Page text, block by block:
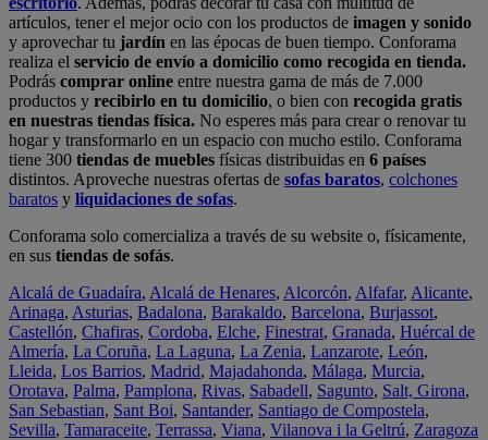
artículos, tener el mejor ocio con los productos de imagen y sonido
y aprovechar tu jardín en las épocas de buen tiempo. Conforama
realiza el servicio de envío a domicilio como recogida en tienda.
Podrás comprar online entre nuestra gama de más de 7.000
productos y recibirlo en tu domicilio, o bien con recogida gratis
en nuestras tiendas física. No esperes más para crear o renovar tu
hogar y transformarlo en un espacio con mucho estilo. Conforama
tiene 300 tiendas de muebles físicas distribuidas en 6 países
distintos. Aproveche nuestras ofertas de sofas baratos, colchones
baratos y liquidaciones de sofas.
Conforama solo comercializa a través de su website o, físicamente,
en sus tiendas de sofás.
Alcalá de Guadaíra, Alcalá de Henares, Alcorcón, Alfafar, Alicante,
Arinaga, Asturias, Badalona, Barakaldo, Barcelona, Burjassot,
Castellón, Chafiras, Cordoba, Elche, Finestrat, Granada, Huércal de
Almería, La Coruña, La Laguna, La Zenia, Lanzarote, León,
Lleida, Los Barrios, Madrid, Majadahonda, Málaga, Murcia,
Orotava, Palma, Pamplona, Rivas, Sabadell, Sagunto, Salt, Girona,
San Sebastian, Sant Boi, Santander, Santiago de Compostela,
Sevilla, Tamaraceite, Terrassa, Viana, Vilanova i la Geltrú, Zaragoza